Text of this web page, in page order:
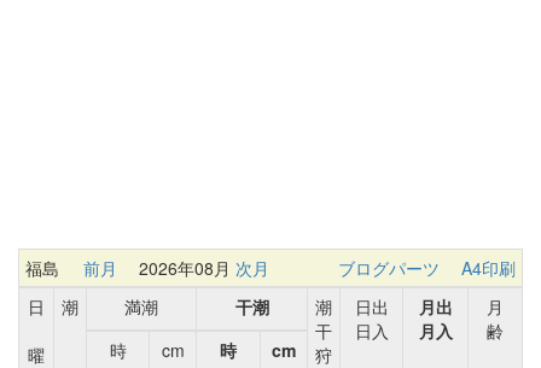
福島 前月 2026年08月 次月 ブログパーツ
A4印刷
日
曜
潮 満潮 干潮
潮
干
狩
日出
日入
月出
月入
月
齢
時
cm 時
cm